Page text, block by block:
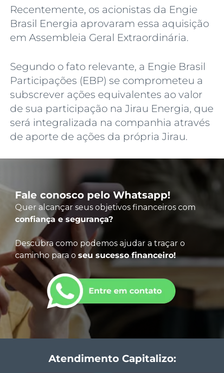
Recentemente, os acionistas da Engie
Brasil Energia aprovaram essa aquisição
em Assembleia Geral Extraordinária.
Segundo o fato relevante, a Engie Brasil
Participações (EBP) se comprometeu a
subscrever ações equivalentes ao valor
de sua participação na Jirau Energia, que
será integralizada na companhia através
de aporte de ações da própria Jirau.
Fale conosco pelo Whatsapp!
Quer alcançar seus objetivos financeiros com
confiança e segurança?
Descubra como podemos ajudar a traçar o
caminho para o seu sucesso financeiro!
Atendimento Capitalizo: